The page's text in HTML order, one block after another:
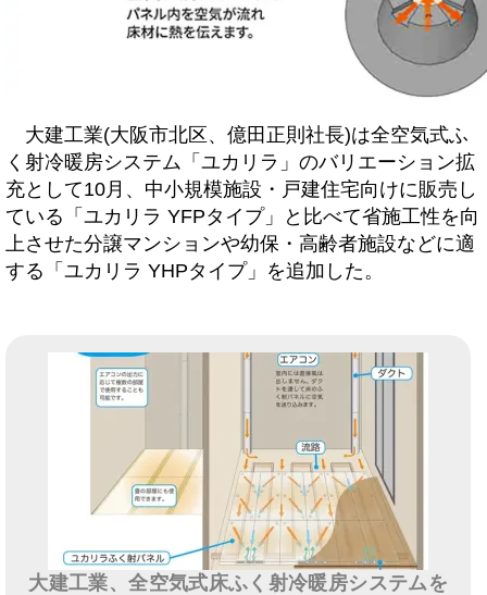
大建工業(大阪市北区、億田正則社長)は全空気式ふ
く射冷暖房システム「ユカリラ」のバリエーション拡
充として10月、中小規模施設・戸建住宅向けに販売し
ている「ユカリラ YFPタイプ」と比べて省施工性を向
上させた分譲マンションや幼保・高齢者施設などに適
する「ユカリラ YHPタイプ」を追加した。
大建工業、全空気式床ふく射冷暖房システムを